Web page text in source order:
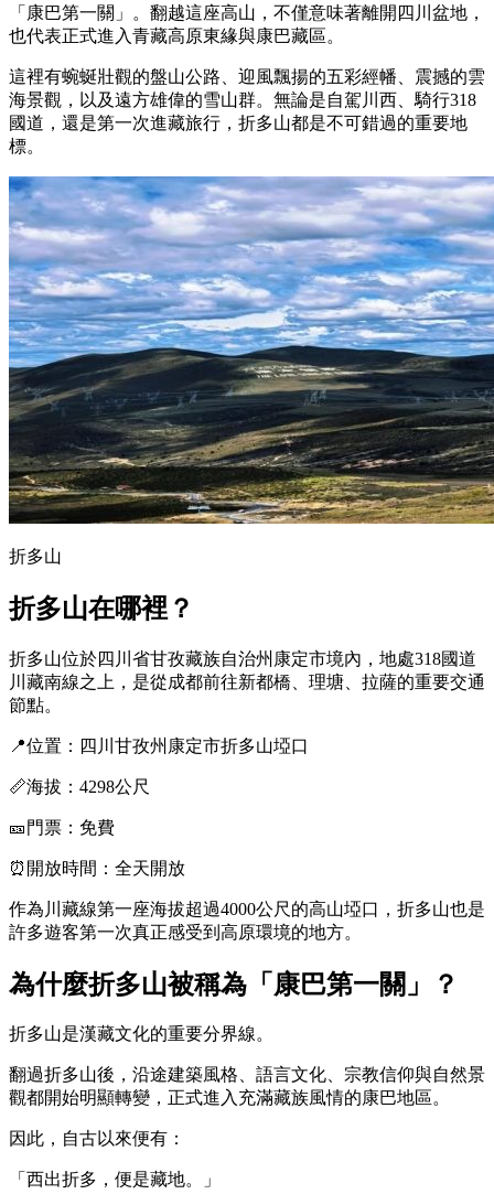
「康巴第一關」。翻越這座高山，不僅意味著離開四川盆地，
也代表正式進入青藏高原東緣與康巴藏區。
這裡有蜿蜒壯觀的盤山公路、迎風飄揚的五彩經幡、震撼的雲
海景觀，以及遠方雄偉的雪山群。無論是自駕川西、騎行318
國道，還是第一次進藏旅行，折多山都是不可錯過的重要地
標。
折多山
折多山在哪裡？
折多山位於四川省甘孜藏族自治州康定市境內，地處318國道
川藏南線之上，是從成都前往新都橋、理塘、拉薩的重要交通
節點。
📍位置：四川甘孜州康定市折多山埡口
📏海拔：4298公尺
🎫門票：免費
⏰開放時間：全天開放
作為川藏線第一座海拔超過4000公尺的高山埡口，折多山也是
許多遊客第一次真正感受到高原環境的地方。
為什麼折多山被稱為「康巴第一關」？
折多山是漢藏文化的重要分界線。
翻過折多山後，沿途建築風格、語言文化、宗教信仰與自然景
觀都開始明顯轉變，正式進入充滿藏族風情的康巴地區。
因此，自古以來便有：
「西出折多，便是藏地。」